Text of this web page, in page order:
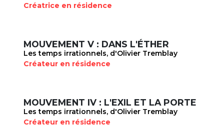
Créatrice en résidence
MOUVEMENT V : DANS L'ÉTHER
Les temps irrationnels, d'Olivier Tremblay
Créateur en résidence
MOUVEMENT IV : L'EXIL ET LA PORTE
Les temps irrationnels, d'Olivier Tremblay
Créateur en résidence